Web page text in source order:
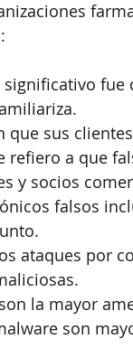
que sus
refiero a que
y socios
falsos
ataques por
la mayor
son